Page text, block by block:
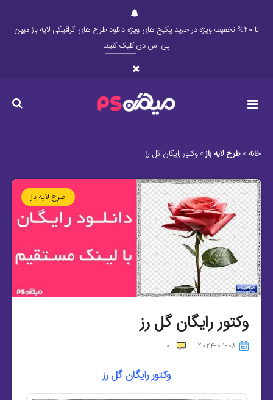
تا 20% تخفیف ویژه در خرید پکیج های ویژه دانلود طرح های گرافیکی لایه باز میهن
پی اس دیکلیک کنید.
خانه »طرح لایه باز»وکتور رایگان گل رز
طرح لایه باز
وکتور رایگان گل رز
2024-01-08
0
وکتور رایگان گل رز